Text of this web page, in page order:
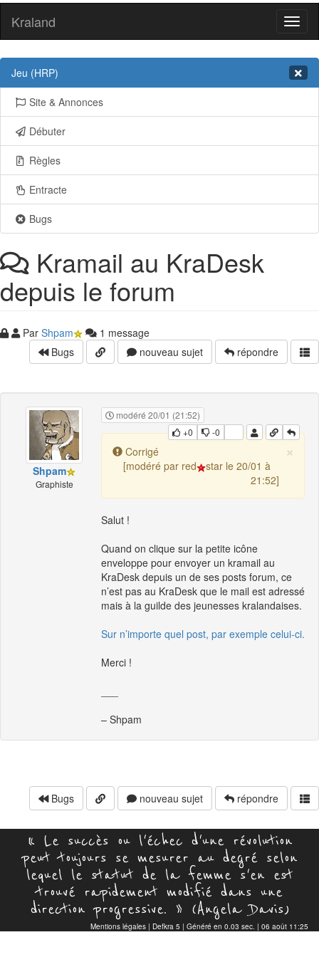
Kraland
Jeu (HRP)
Site & Annonces
Débuter
Règles
Entracte
Bugs
Kramail au KraDesk
depuis le forum
Par Shpam
1 message
Bugs
nouveau sujet répondre
Shpam
Graphiste
modéré 20/01 (21:52)
+0
-0
×
Corrigé
[modéré par red
star le 20/01 à
21:52]
Salut !
Quand on clique sur la petite icône
enveloppe pour envoyer un kramail au
KraDesk depuis un de ses posts forum, ce
n’est pas au KraDesk que le mail est adressé
mais à la guilde des jeunesses kralandaises.
Sur n’importe quel post, par exemple celui-ci.
Merci !
– Shpam
Bugs nouveau sujet répondre
« Le succès ou l'échec d'une révolution
peut toujours se mesurer au degré selon
lequel le statut de la femme s'en est
trouvé rapidement modifié dans une
direction progressive. » (Angela Davis)
Mentions légales | Defkra 5 | Généré en 0.03 sec. | 06 août 11:25